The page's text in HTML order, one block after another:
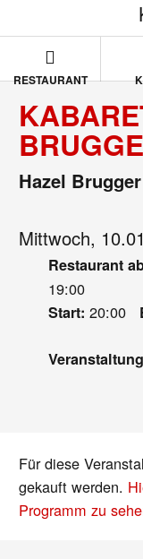
RESTAURANT
Hazel
Mittwoch,
Restaurant
19:00
Start: 20:00
Für diese
gekauft werden.
Programm zu